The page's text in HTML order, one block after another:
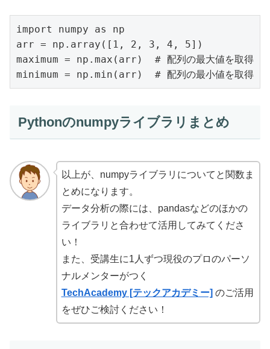
import numpy as np
arr = np.array([1, 2, 3, 4, 5])
maximum = np.max(arr)  # 配列の最大値を取得
minimum = np.min(arr)  # 配列の最小値を取得
Pythonのnumpyライブラリまとめ
以上が、numpyライブラリについてと関数ま
とめになります。
データ分析の際には、pandasなどのほかの
ライブラリと合わせて活用してみてくださ
い！
また、受講生に1人ずつ現役のプロのパーソ
ナルメンターがつく
TechAcademy [テックアカデミー] のご活用
をぜひご検討ください！